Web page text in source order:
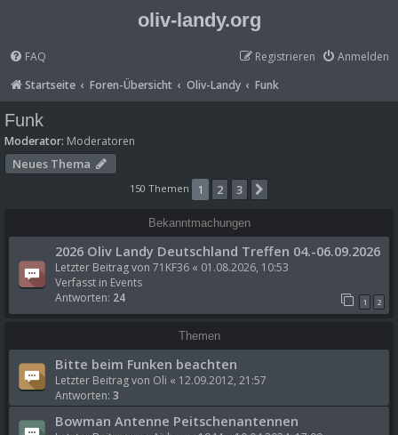
oliv-landy.org
FAQ Anmelden
Registrieren
Startseite
Foren-Übersicht Oliv-Landy Funk
Funk
Moderator: Moderatoren
Neues Thema
150 Themen 1 2 3
Bekanntmachungen
2026 Oliv Landy Deutschland Treffen 04.-06.09.2026
Letzter Beitrag von 71KF36 « 01.08.2026, 10:53
Verfasst in Events
Antworten: 24 1 2
Themen
Bitte beim Funken beachten
Letzter Beitrag von Oli « 12.09.2012, 21:57
Antworten: 3
Bowman Antenne Peitschenantennen